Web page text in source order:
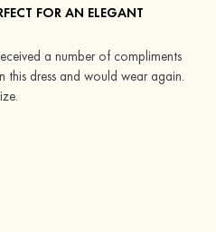
FOR AN ELEGANT
a number of compliments
this dress and would wear again.